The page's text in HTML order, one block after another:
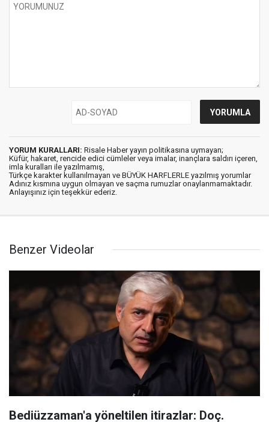
YORUM KURALLARI: Risale Haber yayın politikasına uymayan;
Küfür, hakaret, rencide edici cümleler veya imalar, inançlara saldırı içeren,
imla kuralları ile yazılmamış,
Türkçe karakter kullanılmayan ve BÜYÜK HARFLERLE yazılmış yorumlar
Adınız kısmına uygun olmayan ve saçma rumuzlar onaylanmamaktadır.
Anlayışınız için teşekkür ederiz.
Benzer Videolar
Bediüzzaman'a yöneltilen itirazlar: Doç.